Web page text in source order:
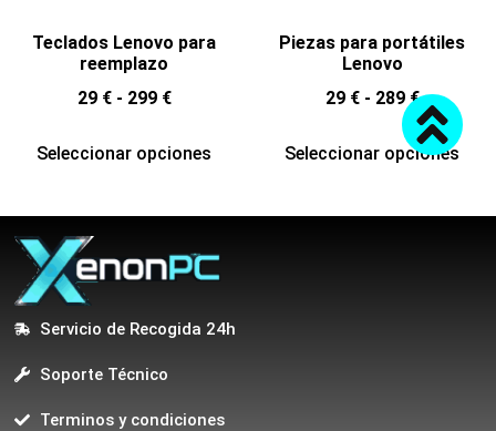
Teclados Lenovo para
reemplazo
29 € - 299 €
Seleccionar opciones
Piezas para portátiles
Lenovo
29 € - 289 €
Seleccionar opciones
Servicio de Recogida 24h
Soporte Técnico
Terminos y condiciones